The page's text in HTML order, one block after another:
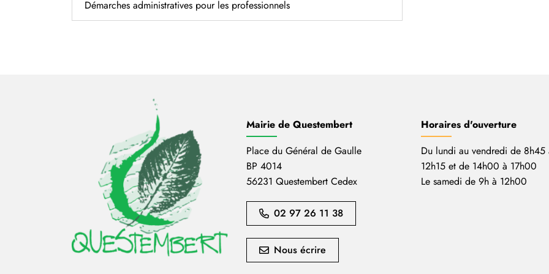
Démarches administratives pour les professionnels
Mairie de Questembert
Place du Général de Gaulle
BP 4014
56231 Questembert Cedex
02 97 26 11 38
Nous écrire
Horaires d'ouverture
Du lundi au vendredi de 8h45
12h15 et de 14h00 à 17h00
Le samedi de 9h à 12h00